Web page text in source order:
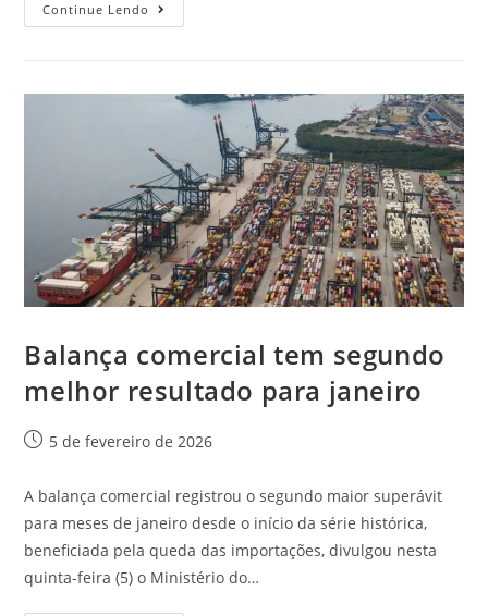
Continue Lendo
Balança comercial tem segundo
melhor resultado para janeiro
5 de fevereiro de 2026
A balança comercial registrou o segundo maior superávit
para meses de janeiro desde o início da série histórica,
beneficiada pela queda das importações, divulgou nesta
quinta-feira (5) o Ministério do…